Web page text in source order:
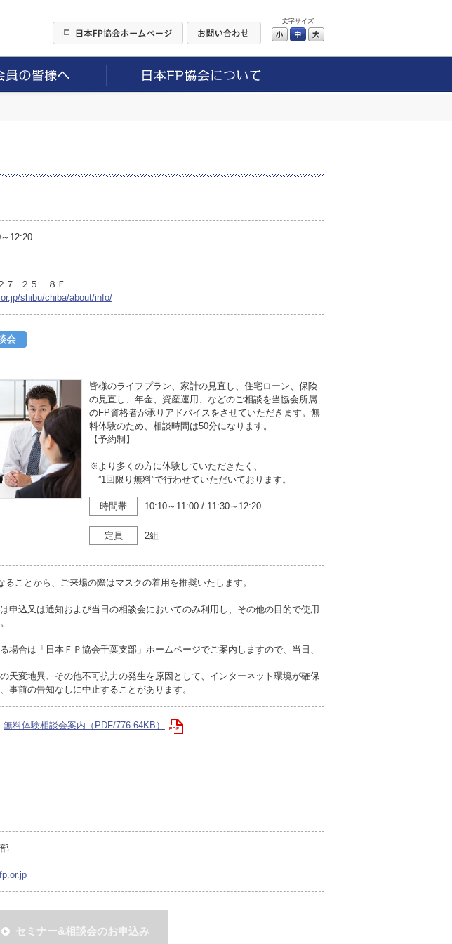
文字サイズ
小 中
12:20
７−２５ ８Ｆ
shibu/chiba/about/info/
会
皆様のライフプラン、家計の見直し、住宅ローン、保険
の見直し、年金、資産運用、などのご相談を当協会所属
のFP資格者が承りアドバイスをさせていただきます。無
料体験のため、相談時間は50分になります。
【予約制】
※より多くの方に体験していただきたく、
”1回限り無料”で行わせていただいております。
時間帯 10:10～11:00 / 11:30～12:20
定員 2組
ることから、ご来場の際はマスクの着用を推奨いたします。
申込又は通知および当日の相談会においてのみ利用し、その他の目的で使用
場合は「日本ＦＰ協会千葉支部」ホームページでご案内しますので、当日、
天変地異、その他不可抗力の発生を原因として、インターネット環境が確保
事前の告知なしに中止することがあります。
無料体験相談会案内（PDF/776.64KB）
セミナー&相談会のお申込み